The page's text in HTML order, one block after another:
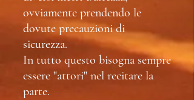
ovviamente prendendo le
dovute precauzioni di
sicurezza.
In tutto questo bisogna sempre
essere "attori" nel recitare la
parte.